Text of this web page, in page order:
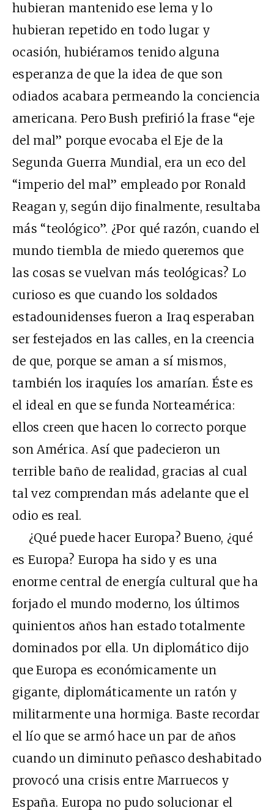
hubieran mantenido ese lema y lo
hubieran repetido en todo lugar y
ocasión, hubiéramos tenido alguna
esperanza de que la idea de que son
odiados acabara permeando la conciencia
americana. Pero Bush prefirió la frase “eje
del mal” porque evocaba el Eje de la
Segunda Guerra Mundial, era un eco del
“imperio del mal” empleado por Ronald
Reagan y, según dijo finalmente, resultaba
más “teológico”. ¿Por qué razón, cuando el
mundo tiembla de miedo queremos que
las cosas se vuelvan más teológicas? Lo
curioso es que cuando los soldados
estadounidenses fueron a Iraq esperaban
ser festejados en las calles, en la creencia
de que, porque se aman a sí mismos,
también los iraquíes los amarían. Éste es
el ideal en que se funda Norteamérica:
ellos creen que hacen lo correcto porque
son América. Así que padecieron un
terrible baño de realidad, gracias al cual
tal vez comprendan más adelante que el
odio es real.
¿Qué puede hacer Europa? Bueno, ¿qué
es Europa? Europa ha sido y es una
enorme central de energía cultural que ha
forjado el mundo moderno, los últimos
quinientos años han estado totalmente
dominados por ella. Un diplomático dijo
que Europa es económicamente un
gigante, diplomáticamente un ratón y
militarmente una hormiga. Baste recordar
el lío que se armó hace un par de años
cuando un diminuto peñasco deshabitado
provocó una crisis entre Marruecos y
España. Europa no pudo solucionar el